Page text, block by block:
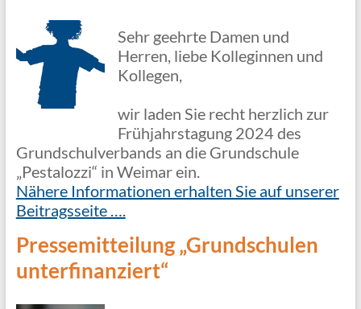
Sehr geehrte Damen und
Herren, liebe Kolleginnen und
Kollegen,
wir laden Sie recht herzlich zur
Frühjahrstagung 2024 des
Grundschulverbands an die Grundschule
„Pestalozzi“ in Weimar ein.
Nähere Informationen erhalten Sie auf unserer
Beitragsseite ….
Pressemitteilung „Grundschulen
unterfinanziert“